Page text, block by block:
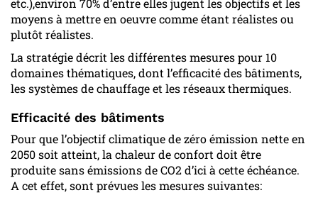
etc.),environ 70% d’entre elles jugent les objectifs et les
moyens à mettre en oeuvre comme étant réalistes ou
plutôt réalistes.
La stratégie décrit les différentes mesures pour 10
domaines thématiques, dont l’efficacité des bâtiments,
les systèmes de chauffage et les réseaux thermiques.
Efficacité des bâtiments
Pour que l’objectif climatique de zéro émission nette en
2050 soit atteint, la chaleur de confort doit être
produite sans émissions de CO2 d’ici à cette échéance.
A cet effet, sont prévues les mesures suivantes: